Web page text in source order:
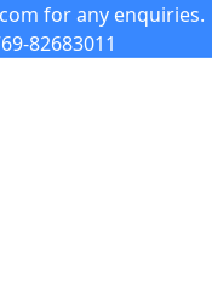
for any enquiries.
82683011